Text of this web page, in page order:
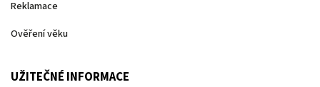
Reklamace
Ověření věku
UŽITEČNÉ INFORMACE